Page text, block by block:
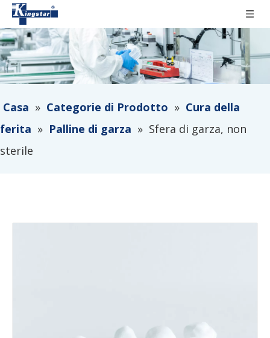
Casa » Categorie di Prodotto » Cura della
ferita » Palline di garza » Sfera di garza, non
sterile